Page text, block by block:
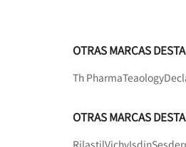
OTRAS MARCAS
Th PharmaTeaology
OTRAS MARCAS